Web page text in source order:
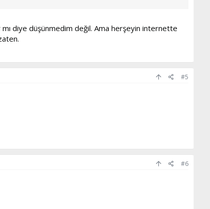
mı diye düşünmedim değil. Ama herşeyin internette
#5
#6